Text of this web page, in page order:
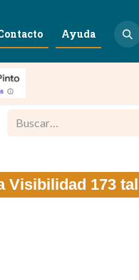
Ayuda
Visibilidad 173